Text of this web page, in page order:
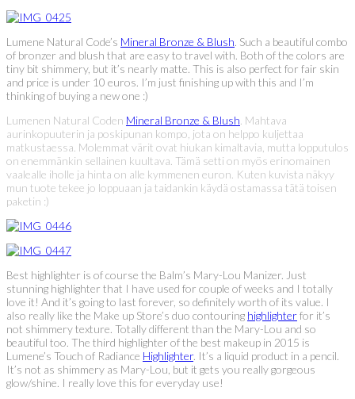
Lumene Natural Code’s Mineral Bronze & Blush. Such a beautiful combo
of bronzer and blush that are easy to travel with. Both of the colors are
tiny bit shimmery, but it’s nearly matte. This is also perfect for fair skin
and price is under 10 euros. I’m just finishing up with this and I’m
thinking of buying a new one :)
Lumenen Natural Coden Mineral Bronze & Blush . Mahtava
aurinkopuuterin ja poskipunan kompo, jota on helppo kuljettaa
matkustaessa. Molemmat värit ovat hiukan kimaltavia, mutta lopputulos
on enemmänkin sellainen kuultava. Tämä setti on myös erinomainen
vaalealle iholle ja hinta on alle kymmenen euron. Kuten kuvista näkyy
mun tuote tekee jo loppuaan ja taidankin käydä ostamassa tätä toisen
paketin :)
Best highlighter is of course the Balm’s Mary-Lou Manizer. Just
stunning highlighter that I have used for couple of weeks and I totally
love it! And it’s going to last forever, so definitely worth of its value. I
also really like the Make up Store’s duo contouring highlighterfor it’s
not shimmery texture. Totally different than the Mary-Lou and so
beautiful too. The third highlighter of the best makeup in 2015 is
Lumene’s Touch of Radiance Highlighter. It’s a liquid product in a pencil.
It’s not as shimmery as Mary-Lou, but it gets you really gorgeous
glow/shine. I really love this for everyday use!